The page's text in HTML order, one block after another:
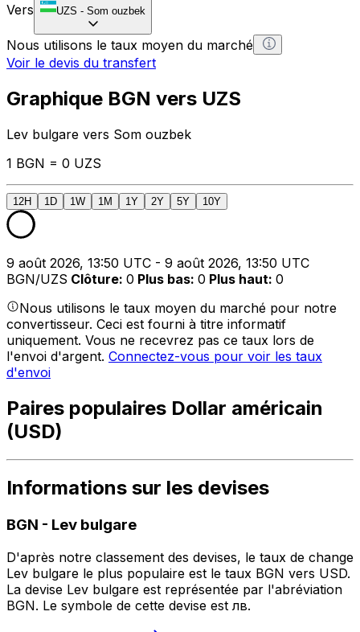
Vers
UZS - Som ouzbek
Nous utilisons le taux moyen du marché
Voir le devis du transfert
Graphique BGN vers UZS
Lev bulgare vers Som ouzbek
1 BGN = 0 UZS
12H 1D 1W 1M 1Y 2Y 5Y 10Y
9 août 2026, 13:50 UTC - 9 août 2026, 13:50 UTC
BGN/UZS Clôture: 0 Plus bas: 0 Plus haut: 0
Nous utilisons le taux moyen du marché pour notre
convertisseur. Ceci est fourni à titre informatif
uniquement. Vous ne recevrez pas ce taux lors de
l'envoi d'argent. Connectez-vous pour voir les taux
d'envoi
Paires populaires Dollar américain
(USD)
Informations sur les devises
BGN - Lev bulgare
D'après notre classement des devises, le taux de change
Lev bulgare le plus populaire est le taux BGN vers USD.
La devise Lev bulgare est représentée par l'abréviation
BGN. Le symbole de cette devise est лв.